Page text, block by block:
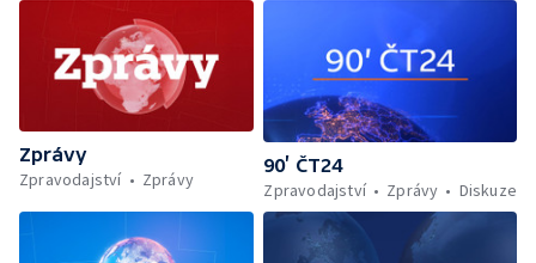
Zprávy
Zpravodajství
Zprávy
90’ ČT24
Zpravodajství
Zprávy Diskuze